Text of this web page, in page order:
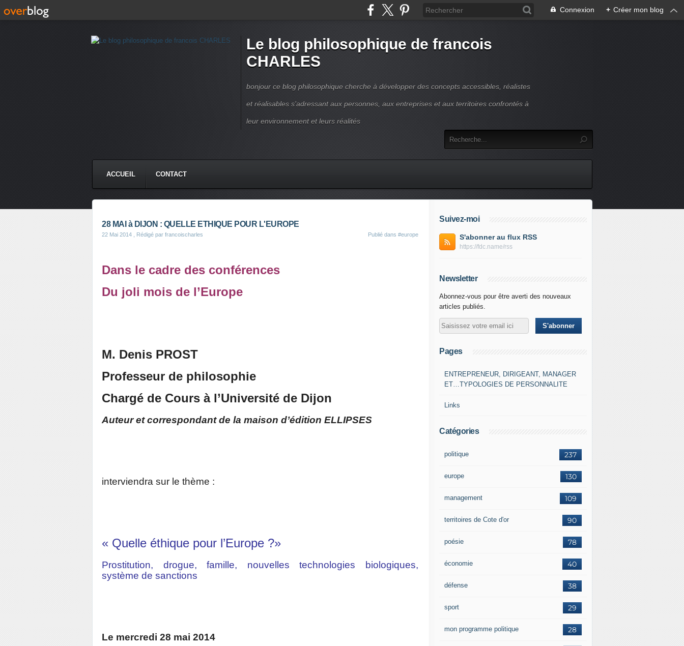
Connexion + Créer mon blog
Le blog philosophique de francois
CHARLES
bonjour ce blog philosophique cherche à développer des concepts accessibles, réalistes
et réalisables s'adressant aux personnes, aux entreprises et aux territoires confrontés à
leur environnement et leurs réalités
ACCUEIL CONTACT
28 MAI à DIJON : QUELLE ETHIQUE POUR L'EUROPE
22 Mai 2014 , Rédigé par francoischarles Publié dans #europe
Dans le cadre des conférences
Du joli mois de l’Europe
M. Denis PROST
Professeur de philosophie
Chargé de Cours à l’Université de Dijon
Auteur et correspondant de la maison d’édition ELLIPSES
interviendra sur le thème :
« Quelle éthique pour l’Europe ?»
Prostitution, drogue, famille, nouvelles technologies biologiques,
système de sanctions
Le mercredi 28 mai 2014
Suivez-moi
S'abonner au flux RSS
https://fdc.name/rss
Newsletter
Abonnez-vous pour être averti des nouveaux
articles publiés.
Pages
ENTREPRENEUR, DIRIGEANT, MANAGER
ET…TYPOLOGIES DE PERSONNALITE
Links
Catégories
237
politique
130
europe
109
management
90
territoires de Cote d'or
78
poésie
40
économie
38
défense
29
sport
28
mon programme politique